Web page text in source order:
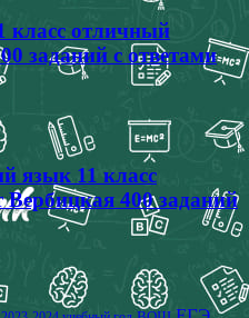
класс отличный
заданий с ответами
язык 11 класс
Вербицкая 400 заданий